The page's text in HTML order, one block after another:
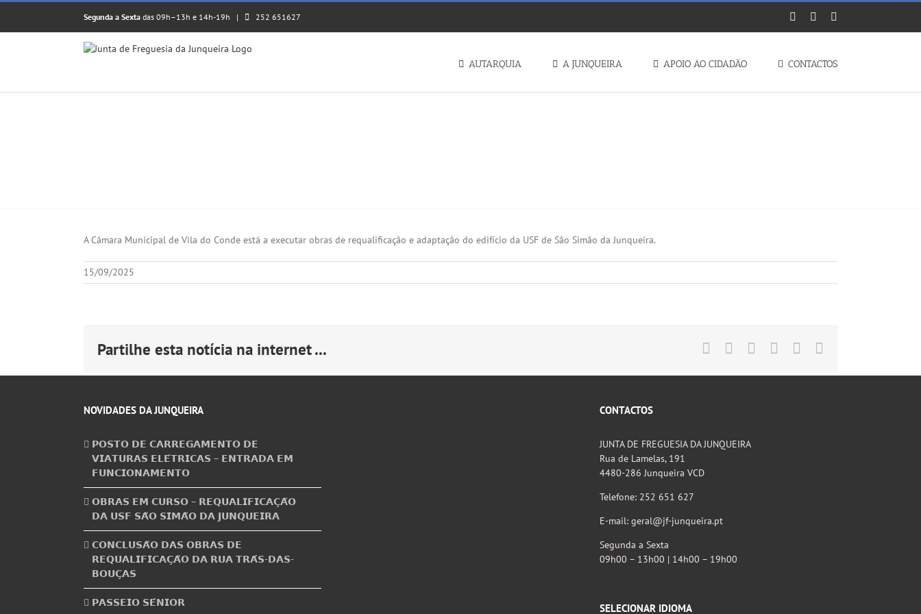
Skip
content
Segunda a Sexta das 09h–13h e 14h-19h | 252 651627 FacebookInstagram
AUTARQUIA A JUNQUEIRA APOIO AO CIDADÃO CONTACTOS
Image
A Câmara Municipal de Vila do Conde está a executar obras de requalificação e adaptação do edifício da USF de São Simão da Junqueira.
15/09/2025
Partilhe esta notícia na internet ... Facebook LinkedInTumblrPinterest
mas
NOVIDADES DA JUNQUEIRA
𝗣𝗢𝗦𝗧𝗢 𝗗𝗘 𝗖𝗔𝗥𝗥𝗘𝗚𝗔𝗠𝗘𝗡𝗧𝗢 𝗗𝗘
𝗩𝗜𝗔𝗧𝗨𝗥𝗔𝗦 𝗘𝗟𝗘́𝗧𝗥𝗜𝗖𝗔𝗦 – 𝗘𝗡𝗧𝗥𝗔𝗗𝗔 𝗘𝗠
𝗙𝗨𝗡𝗖𝗜𝗢𝗡𝗔𝗠𝗘𝗡𝗧𝗢
𝗢𝗕𝗥𝗔𝗦 𝗘𝗠 𝗖𝗨𝗥𝗦𝗢 – 𝗥𝗘𝗤𝗨𝗔𝗟𝗜𝗙𝗜𝗖𝗔𝗖̧𝗔̃𝗢
𝗗𝗔 𝗨𝗦𝗙 𝗦𝗔̃𝗢 𝗦𝗜𝗠𝗔̃𝗢 𝗗𝗔 𝗝𝗨𝗡𝗤𝗨𝗘𝗜𝗥𝗔
𝗖𝗢𝗡𝗖𝗟𝗨𝗦𝗔̃𝗢 𝗗𝗔𝗦 𝗢𝗕𝗥𝗔𝗦 𝗗𝗘
𝗥𝗘𝗤𝗨𝗔𝗟𝗜𝗙𝗜𝗖𝗔𝗖̧𝗔̃𝗢 𝗗𝗔 𝗥𝗨𝗔 𝗧𝗥𝗔́𝗦-𝗗𝗔𝗦-
𝗕𝗢𝗨𝗖̧𝗔𝗦
𝗣𝗔𝗦𝗦𝗘𝗜𝗢 𝗦𝗘́𝗡𝗜𝗢𝗥
CONTACTOS
JUNTA DE FREGUESIA DA JUNQUEIRA
Rua de Lamelas, 191
4480-286 Junqueira VCD
Telefone: 252 651 627
E-mail: geral@jf-junqueira.pt
Segunda a Sexta
09h00 – 13h00 | 14h00 – 19h00
SELECIONAR IDIOMA